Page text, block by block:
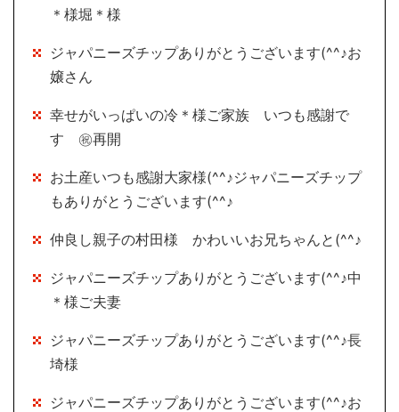
＊様堀＊様
ジャパニーズチップありがとうございます(^^♪お
嬢さん
幸せがいっぱいの冷＊様ご家族 いつも感謝で
す ㊗再開
お土産いつも感謝大家様(^^♪ジャパニーズチップ
もありがとうございます(^^♪
仲良し親子の村田様 かわいいお兄ちゃんと(^^♪
ジャパニーズチップありがとうございます(^^♪中
＊様ご夫妻
ジャパニーズチップありがとうございます(^^♪長
埼様
ジャパニーズチップありがとうございます(^^♪お